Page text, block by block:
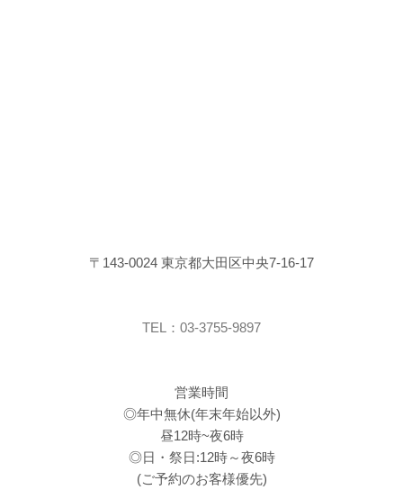
〒143-0024 東京都大田区中央7-16-17
TEL：03-3755-9897
営業時間
◎年中無休(年末年始以外)
昼12時~夜6時
◎日・祭日:12時～夜6時
(ご予約のお客様優先)